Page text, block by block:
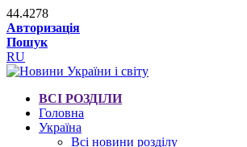
44.4278
Авторизація
Пошук
RU
ВСІ РОЗДІЛИ
Головна
Україна
Всі новини розділу